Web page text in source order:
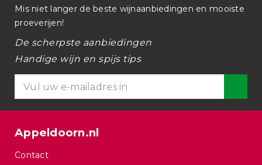
Mis niet langer de beste wijnaanbiedingen en mooiste
proeverijen!
De scherpste aanbiedingen
Handige wijn en spijs tips
Appeldoorn.nl
Contact